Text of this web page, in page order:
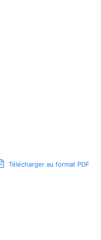
Télécharger au format PDF